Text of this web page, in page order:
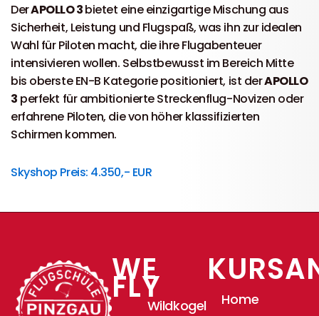
DerAPOLLO 3bietet eine einzigartige Mischung aus
Sicherheit, Leistung und Flugspaß, was ihn zur idealen
Wahl für Piloten macht, die ihre Flugabenteuer
intensivieren wollen. Selbstbewusst im Bereich Mitte
bis oberste EN-B Kategorie positioniert, ist derAPOLLO
3 perfekt für ambitionierte Streckenflug-Novizen oder
erfahrene Piloten, die von höher klassifizierten
Schirmen kommen.
Skyshop Preis: 4.350,- EUR
WE
FLYWildkogel
Home